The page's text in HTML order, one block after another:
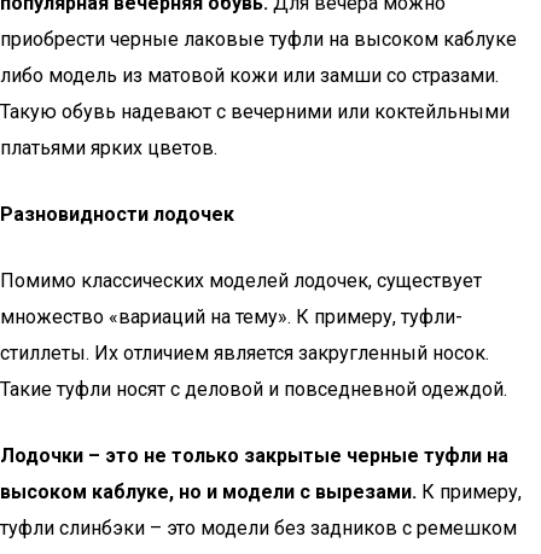
приобрести черные лаковые туфли на высоком каблуке
либо модель из матовой кожи или замши со стразами.
Такую обувь надевают с вечерними или коктейльными
платьями ярких цветов.
Разновидности лодочек
Помимо классических моделей лодочек, существует
множество «вариаций на тему». К примеру, туфли-
стиллеты. Их отличием является закругленный носок.
Такие туфли носят с деловой и повседневной одеждой.
Лодочки – это не только закрытые черные туфли на
высоком каблуке, но и модели с вырезами. К примеру,
туфли слинбэки – это модели без задников с ремешком